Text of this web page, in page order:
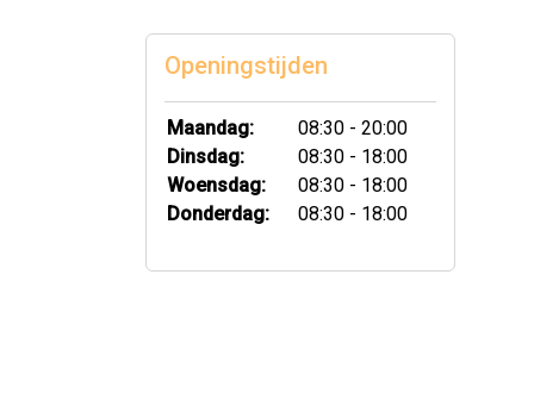
Openingstijden
Maandag:
08:30 - 20:00
Dinsdag:
08:30 - 18:00
Woensdag:
08:30 - 18:00
Donderdag:
08:30 - 18:00